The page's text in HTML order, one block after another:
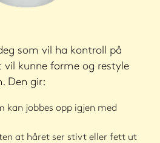
som vil ha kontroll på
kunne forme og restyle
Den gir:
kan jobbes opp igjen med
at håret ser stivt eller fett ut